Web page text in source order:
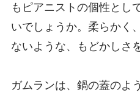
もピアニストの個性とし
いでしょうか。柔らかく
ないような、もどかしさ
ガムランは、鍋の蓋のよ